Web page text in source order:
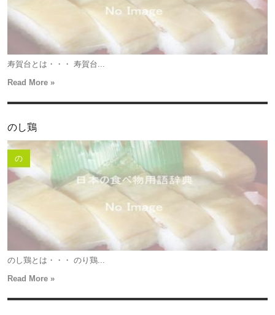
寿賀台とは・・・ 寿賀台...
Read More »
のし鶏
の
のし鶏とは・・・ のり鶏...
Read More »